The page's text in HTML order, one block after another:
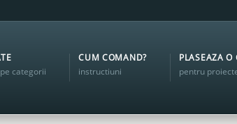
categorii
CUM COMAND?
instructiuni
PLASEAZA O
pentru